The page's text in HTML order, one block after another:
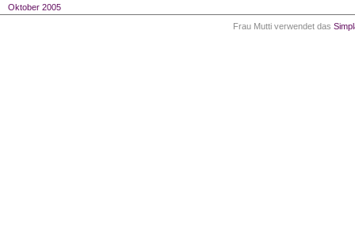
Oktober 2005
Frau Mutti verwendet das